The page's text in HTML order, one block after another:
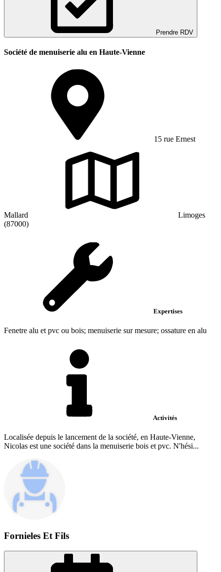
Prendre RDV
Société de menuiserie alu en Haute-Vienne
15 rue Ernest
Mallard
Limoges
(87000)
Expertises
Fenetre alu et pvc ou bois; menuiserie sur mesure; ossature en alu
Activités
Localisée depuis le lancement de la société, en Haute-Vienne,
Nicolas est une société dans la menuiserie bois et pvc. N'hési...
Fornieles Et Fils